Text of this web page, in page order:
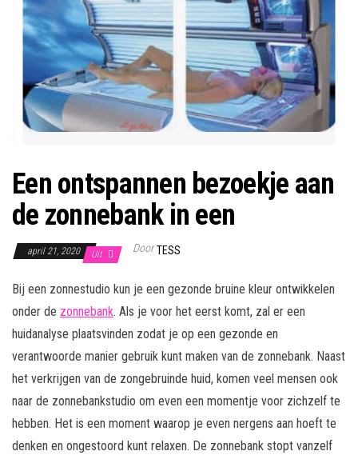
Een ontspannen bezoekje aan
de zonnebank in een
april 21, 2020 Uit Door TESS
Bij een zonnestudio kun je een gezonde bruine kleur ontwikkelen
onder de zonnebank. Als je voor het eerst komt, zal er een
huidanalyse plaatsvinden zodat je op een gezonde en
verantwoorde manier gebruik kunt maken van de zonnebank. Naast
het verkrijgen van de zongebruinde huid, komen veel mensen ook
naar de zonnebankstudio om even een momentje voor zichzelf te
hebben. Het is een moment waarop je even nergens aan hoeft te
denken en ongestoord kunt relaxen. De zonnebank stopt vanzelf